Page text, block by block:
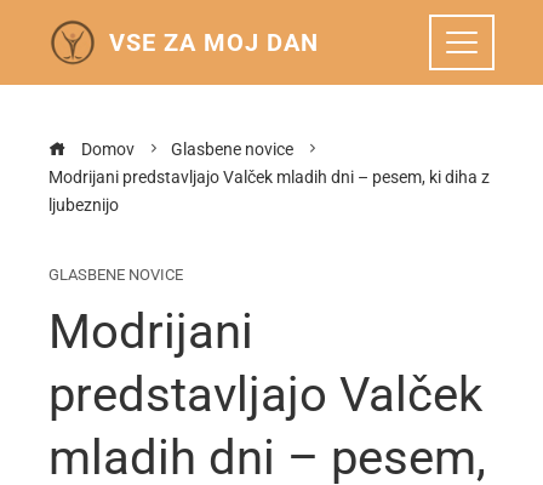
VSE ZA MOJ DAN
Domov
Glasbene novice
Modrijani predstavljajo Valček mladih dni – pesem, ki diha z
ljubeznijo
GLASBENE NOVICE
Modrijani
predstavljajo Valček
mladih dni – pesem,